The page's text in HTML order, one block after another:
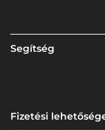
Segítség
Fizetési